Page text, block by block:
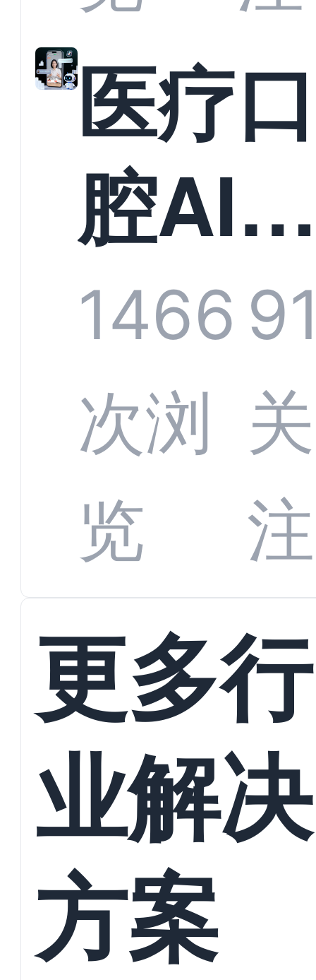
准？
教育机
构实现
规模化
增长与
数字化
蜕变
医疗口
腔AI
服系统
全渠道
数据对
接
1466
次浏
览
关
注
更多行
业解决
方案